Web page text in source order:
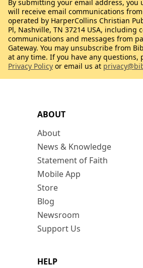
ABOUT
About
News & Knowledge
Statement of Faith
Mobile App
Store
Blog
Newsroom
Support Us
HELP
By submitting your email address, you
will receive email communications from
operated by HarperCollins Christian
Pl, Nashville, TN 37214 USA, including
communications and messages from
Gateway. You may unsubscribe from
at any time. If you have any questions,
Privacy Policy or email us at